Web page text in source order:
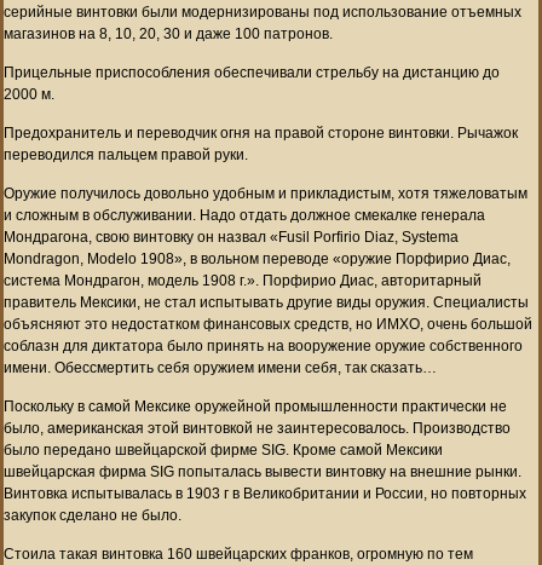
серийные винтовки были модернизированы под использование отъемных
магазинов на 8, 10, 20, 30 и даже 100 патронов.
Прицельные приспособления обеспечивали стрельбу на дистанцию до
2000 м.
Предохранитель и переводчик огня на правой стороне винтовки. Рычажок
переводился пальцем правой руки.
Оружие получилось довольно удобным и прикладистым, хотя тяжеловатым
и сложным в обслуживании. Надо отдать должное смекалке генерала
Мондрагона, свою винтовку он назвал «Fusil Porfirio Diaz, Systema
Mondragon, Modelo 1908», в вольном переводе «оружие Порфирио Диас,
система Мондрагон, модель 1908 г.». Порфирио Диас, авторитарный
правитель Мексики, не стал испытывать другие виды оружия. Специалисты
объясняют это недостатком финансовых средств, но ИМХО, очень большой
соблазн для диктатора было принять на вооружение оружие собственного
имени. Обессмертить себя оружием имени себя, так сказать…
Поскольку в самой Мексике оружейной промышленности практически не
было, американская этой винтовкой не заинтересовалось. Производство
было передано швейцарской фирме SIG. Кроме самой Мексики
швейцарская фирма SIG попыталась вывести винтовку на внешние рынки.
Винтовка испытывалась в 1903 г в Великобритании и России, но повторных
закупок сделано не было.
Стоила такая винтовка 160 швейцарских франков, огромную по тем